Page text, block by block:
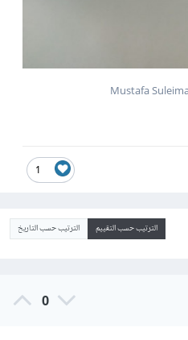
1
الترتيب حسب التقييم الترتيب حسب التاريخ
0